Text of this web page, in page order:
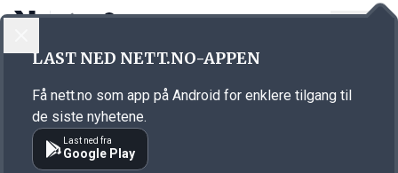
Annonsørinnhold
LAST NED NETT.NO-APPEN
Få nett.no som app på Android for enklere tilgang til
de siste nyhetene.
Last ned fra
Google Play